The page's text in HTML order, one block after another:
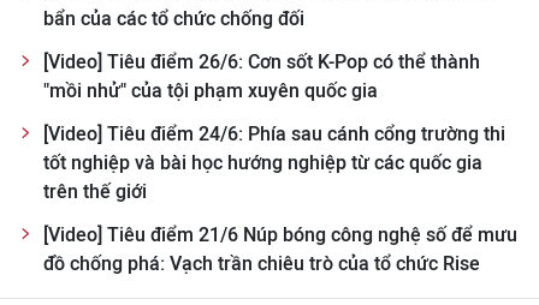
Infographic
TIN MỚI
TIN ĐỊA PHƯƠNG
Trung du và miền núi phía Bắc
Đồng bằng sông Hồng
bẩn của các tổ chức chống đối
[Video] Tiêu điểm 26/6: Cơn sốt K-Pop có thể thành
"mồi nhử" của tội phạm xuyên quốc gia
[Video] Tiêu điểm 24/6: Phía sau cánh cổng trường thi
tốt nghiệp và bài học hướng nghiệp từ các quốc gia
trên thế giới
[Video] Tiêu điểm 21/6 Núp bóng công nghệ số để mưu
đồ chống phá: Vạch trần chiêu trò của tổ chức Rise